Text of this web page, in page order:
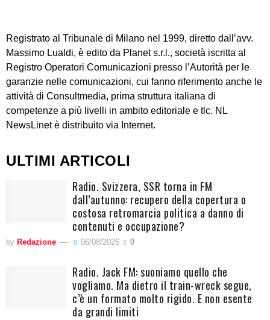
Registrato al Tribunale di Milano nel 1999, diretto dall’avv.
Massimo Lualdi, è edito da Planet s.r.l., società iscritta al
Registro Operatori Comunicazioni presso l’Autorità per le
garanzie nelle comunicazioni, cui fanno riferimento anche le
attività di Consultmedia, prima struttura italiana di
competenze a più livelli in ambito editoriale e tlc. NL
NewsLinet è distribuito via Internet.
ULTIMI ARTICOLI
Radio. Svizzera, SSR torna in FM
dall’autunno: recupero della copertura o
costosa retromarcia politica a danno di
contenuti e occupazione?
by Redazione 06/08/2026 0
Radio. Jack FM: suoniamo quello che
vogliamo. Ma dietro il train-wreck segue,
c’è un formato molto rigido. E non esente
da grandi limiti